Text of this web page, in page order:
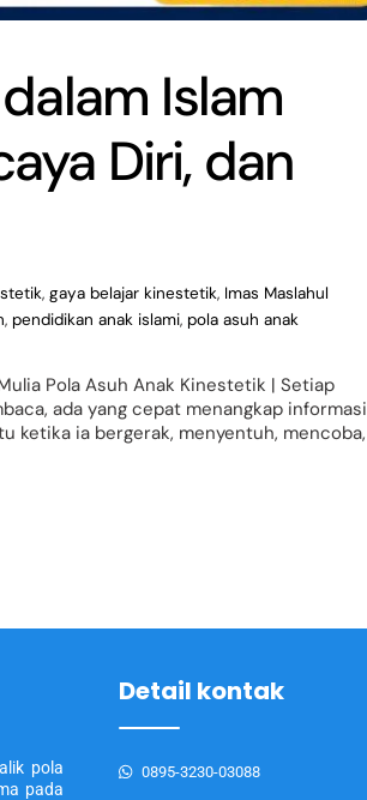
Islam
Diri, dan
, gaya belajar kinestetik, Imas Maslahul
, pendidikan anak islami, pola asuh anak
Pola Asuh Anak Kinestetik | Setiap
ada yang cepat menangkap informasi
ketika ia bergerak, menyentuh, mencoba,
pola
pada
Detail kontak
0895-3230-03088